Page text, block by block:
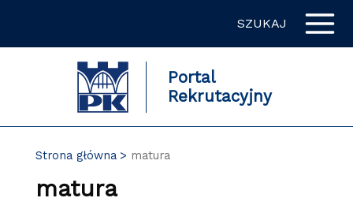
SZUKAJ
Portal
Rekrutacyjny
Strona główna matura
matura